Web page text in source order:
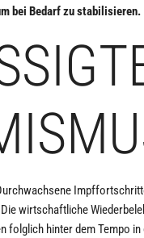
bei Bedarf zu stabilisieren.
wirtschaftliche
folglich hinter dem Tempo